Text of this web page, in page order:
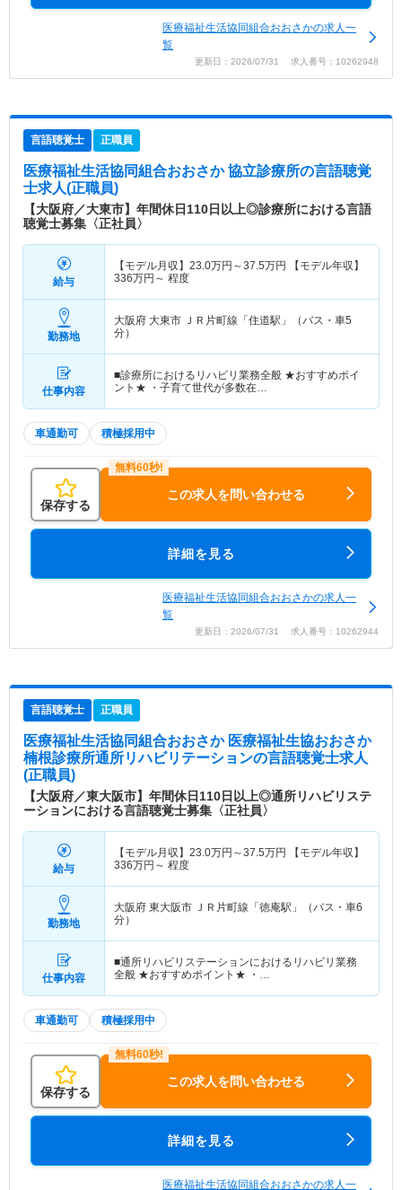
医療福祉生活協同組合おおさかの求人一
覧
更新日：2026/07/31 求人番号：10262948
言語聴覚士 正職員
医療福祉生活協同組合おおさか 協立診療所の言語聴覚
士求人(正職員)
【大阪府／大東市】年間休日110日以上◎診療所における言語
聴覚士募集〈正社員〉
給与
【モデル月収】 23.0万円～37.5万円
【モデル年収】
336万円～ 程度
勤務地
大阪府 大東市 ＪＲ片町線「住道駅」（バス・車5
分）
仕事内容
■診療所におけるリハビリ業務全般 ★おすすめポイ
ント★ ・子育て世代が多数在…
車通勤可 積極採用中
保存する
この求人を問い合わせる
詳細を見る
医療福祉生活協同組合おおさかの求人一
覧
更新日：2026/07/31 求人番号：10262944
言語聴覚士 正職員
医療福祉生活協同組合おおさか 医療福祉生協おおさか
楠根診療所通所リハビリテーションの言語聴覚士求人
(正職員)
【大阪府／東大阪市】年間休日110日以上◎通所リハビリステ
ーションにおける言語聴覚士募集〈正社員〉
給与
【モデル月収】 23.0万円～37.5万円
【モデル年収】
336万円～ 程度
勤務地
大阪府 東大阪市 ＪＲ片町線「徳庵駅」（バス・車6
分）
仕事内容
■通所リハビリステーションにおけるリハビリ業務
全般 ★おすすめポイント★ ・…
車通勤可 積極採用中
保存する
この求人を問い合わせる
詳細を見る
医療福祉生活協同組合おおさかの求人一